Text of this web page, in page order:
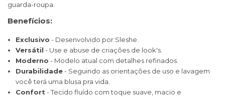
guarda-roupa.
Benefícios:
Exclusivo - Desenvolvido por Sleshe.
Versátil - Use e abuse de criações de look's.
Moderno - Modelo atual com detalhes refinados.
Durabilidade- Seguindo as orientações de uso e lavagem
você terá uma blusa pra vida.
Confort- Tecido fluído com toque suave, macio e